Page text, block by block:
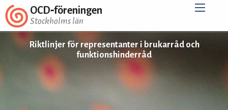
OCD‑föreningen
Stockholms län
Riktlinjer för representanter i brukarråd och
funktionshinderråd